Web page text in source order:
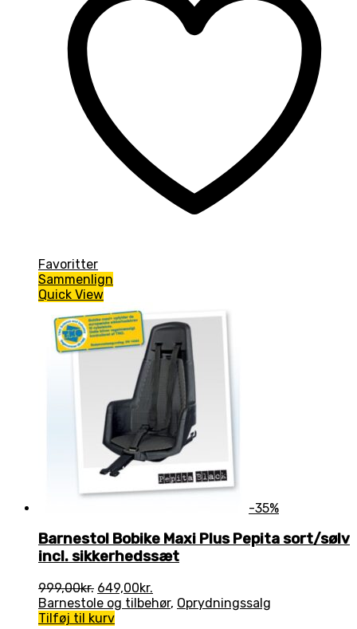
Favoritter
Sammenlign
Quick View
-35%
Barnestol Bobike Maxi Plus Pepita sort/sølv
incl. sikkerhedssæt
999,00kr. Den
oprindelige
pris
649,00kr.
aktuelle
Barnestole og tilbehør, Oprydningssalg
Tilføj til kurv